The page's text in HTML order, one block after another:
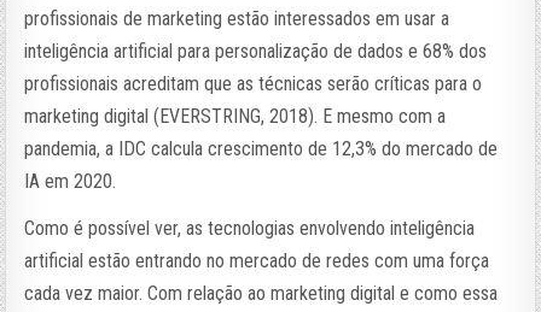
profissionais de marketing estão interessados em usar a
inteligência artificial para personalização de dados e 68% dos
profissionais acreditam que as técnicas serão críticas para o
marketing digital (EVERSTRING, 2018). E mesmo com a
pandemia, a IDC calcula crescimento de 12,3% do mercado de
IA em 2020.
Como é possível ver, as tecnologias envolvendo inteligência
artificial estão entrando no mercado de redes com uma força
cada vez maior. Com relação ao marketing digital e como essa